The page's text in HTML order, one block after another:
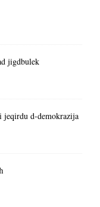
jigdbulek
jeqirdu d-demokrazija